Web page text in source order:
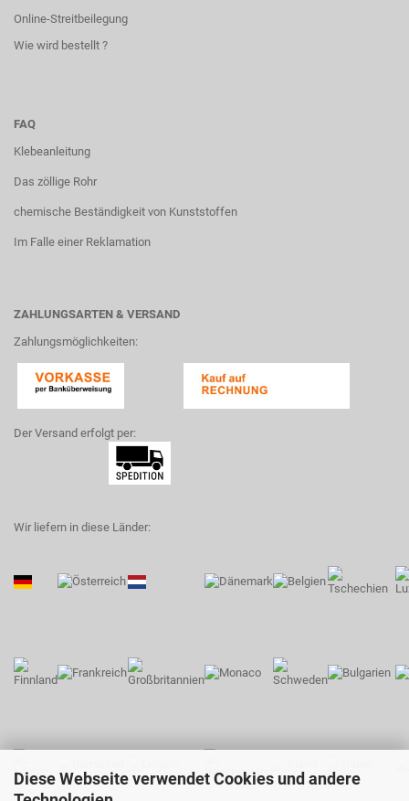
Diese Webseite verwendet Cookies und andere
Online-Streitbeilegung
Wie wird bestellt ?
FAQ
Klebeanleitung
Das zöllige Rohr
chemische Beständigkeit von Kunststoffen
Im Falle einer Reklamation
ZAHLUNGSARTEN & VERSAND
Zahlungsmöglichkeiten:
Der Versand erfolgt per:
Wir liefern in diese Länder: